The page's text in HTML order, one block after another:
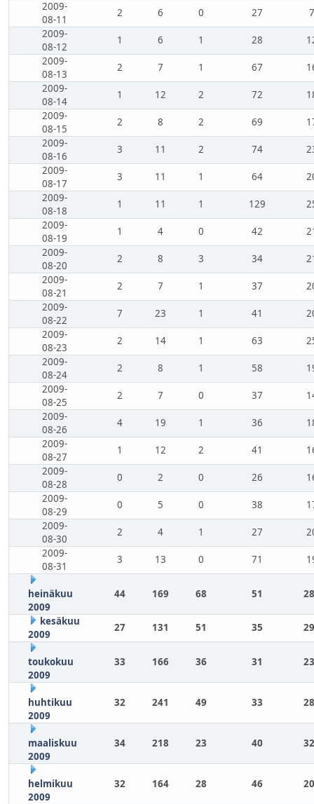
2009-
08-11
2 6 0 27
2009-
08-12
1 6 1 28
2009-
08-13
2 7 1 67
2009-
08-14
1 12 2 72
2009-
08-15
2 8 2 69
2009-
08-16
3 11 2 74
2009-
08-17
3 11 1 64
2009-
08-18
1 11 1 129
2009-
08-19
1 4 0 42
2009-
08-20
2 8 3 34
2009-
08-21
2 7 1 37
2009-
08-22
7 23 1 41
2009-
08-23
2 14 1 63
2009-
08-24
2 8 1 58
2009-
08-25
2 7 0 37
2009-
08-26
4 19 1 36
2009-
08-27
1 12 2 41
2009-
08-28
0 2 0 26
2009-
08-29
0 5 0 38
2009-
08-30
2 4 1 27
2009-
08-31
3 13 0 71
heinäkuu
2009
44 169 68 51
kesäkuu
2009
27 131 51 35
toukokuu
2009
33 166 36 31
huhtikuu
2009
32 241 49 33
maaliskuu
2009
34 218 23 40
helmikuu
2009
32 164 28 46